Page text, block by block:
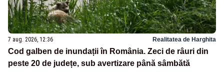
7 aug. 2026, 12:36 Realitatea de Harghita
Cod galben de inundații în România. Zeci de râuri din
peste 20 de județe, sub avertizare până sâmbătă